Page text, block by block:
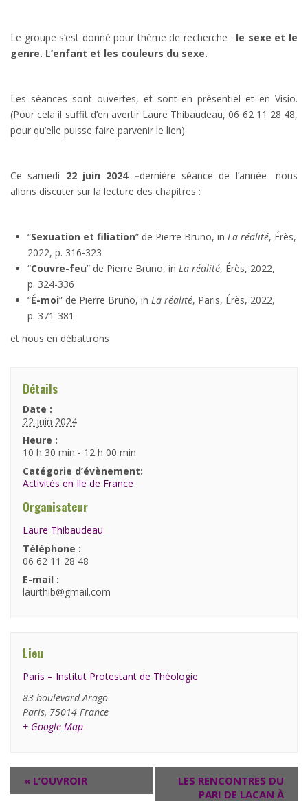
Le groupe s’est donné pour thème de recherche : le sexe et le
genre. L’enfant et les couleurs du sexe.
Les séances sont ouvertes, et sont en présentiel et en Visio.
(Pour cela il suffit d’en avertir Laure Thibaudeau, 06 62 11 28 48,
pour qu’elle puisse faire parvenir le lien)
Ce samedi 22 juin 2024 –dernière séance de l’année- nous
allons discuter sur la lecture des chapitres :
“Sexuation et filiation” de Pierre Bruno, in La réalité, Érès,
2022, p. 316-323
“Couvre-feu” de Pierre Bruno, in La réalité, Érès, 2022,
p. 324-336
“É-moi” de Pierre Bruno, in La réalité, Paris, Érès, 2022,
p. 371-381
et nous en débattrons
Détails
Date :
22 juin 2024
Heure :
10 h 30 min - 12 h 00 min
Catégorie d’évènement:
Activités en Ile de France
Organisateur
Laure Thibaudeau
Téléphone :
06 62 11 28 48
E-mail :
laurthib@gmail.com
Lieu
Paris – Institut Protestant de Théologie
83 boulevard Arago
Paris, 75014 France
+ Google Map
« L’OUVROIR
LES RENCONTRES DU
PARI DE LACAN À